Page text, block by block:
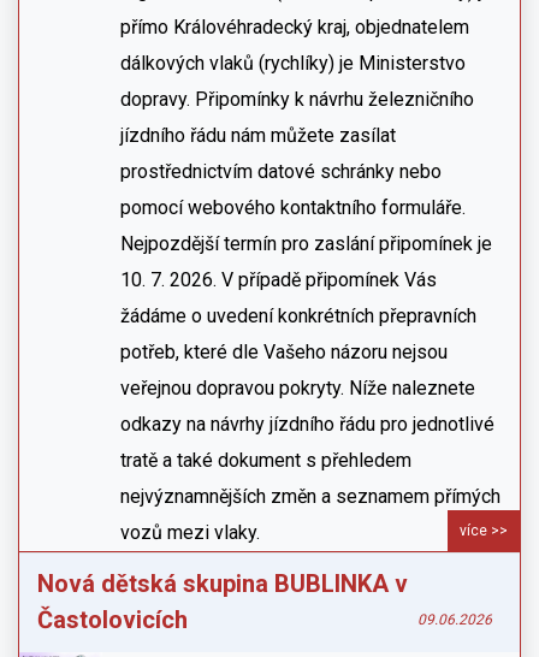
přímo Královéhradecký kraj, objednatelem
dálkových vlaků (rychlíky) je Ministerstvo
dopravy. Připomínky k návrhu železničního
jízdního řádu nám můžete zasílat
prostřednictvím datové schránky nebo
pomocí webového kontaktního formuláře.
Nejpozdější termín pro zaslání připomínek je
10. 7. 2026. V případě připomínek Vás
žádáme o uvedení konkrétních přepravních
potřeb, které dle Vašeho názoru nejsou
veřejnou dopravou pokryty. Níže naleznete
odkazy na návrhy jízdního řádu pro jednotlivé
tratě a také dokument s přehledem
nejvýznamnějších změn a seznamem přímých
vozů mezi vlaky.
více >>
Nová dětská skupina BUBLINKA v
Častolovicích
09.06.2026